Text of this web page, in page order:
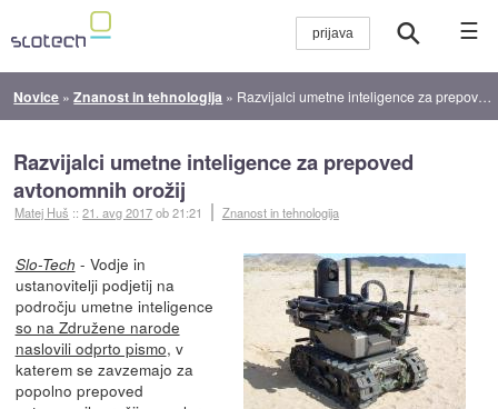
☰
Novice »Znanost in tehnologija » Razvijalci umetne inteligence za prepoved avtonomnih orožij
Razvijalci umetne inteligence za prepoved
avtonomnih orožij
Matej Huš ::21. avg 2017ob 21:21 Znanost in tehnologija
Slo-Tech - Vodje in
ustanovitelji podjetij na
področju umetne inteligence
so na Združene narode
naslovili odprto pismo, v
katerem se zavzemajo za
popolno prepoved